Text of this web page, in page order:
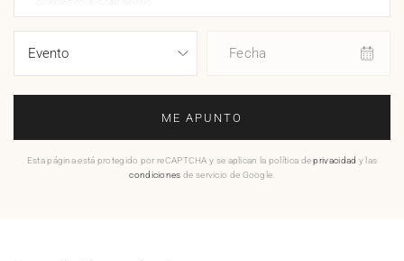
Fecha
ME APUNTO
Esta página está protegido por reCAPTCHA y se aplican la política deprivacidad y las
condiciones de servicio de Google.